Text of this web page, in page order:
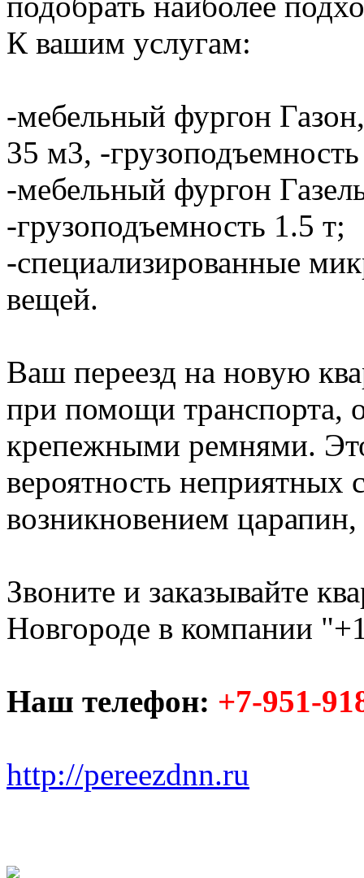
К вашим услугам:
-мебельный фургон
35 м3, -
-мебельный фургон
-грузоподъемность 1.5 т;
-специализированные
вещей.
Ваш переезд на новую
при помощи транспорта,
крепежными ремнями.
вероятность неприятных
возникновением царапин,
Звоните и заказывайте
Новгороде в компании
Наш телефон: +7-951-
http://pereezdnn.ru